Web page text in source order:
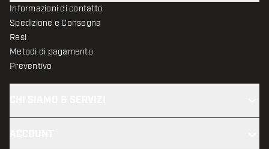
Informazioni di contatto
Spedizione e Consegna
Resi
Metodi di pagamento
Preventivo